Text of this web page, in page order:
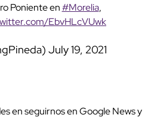
Poniente en#Morelia,
EbvHLcVUwk
July 19, 2021
en seguirnos en Google News y